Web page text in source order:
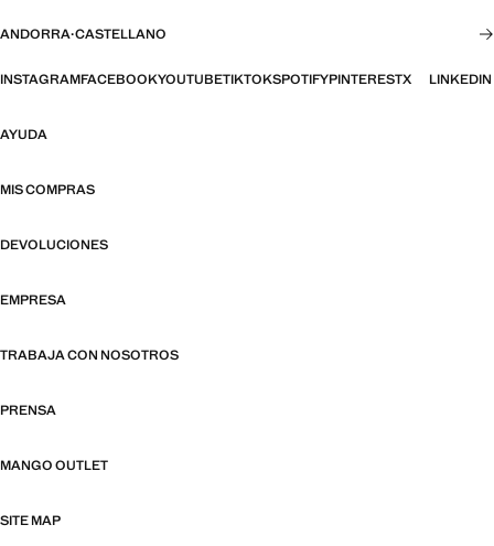
ANDORRA·CASTELLANO
INSTAGRAMFACEBOOKYOUTUBETIKTOKSPOTIFYPINTERESTX LINKEDIN
AYUDA
MIS COMPRAS
DEVOLUCIONES
EMPRESA
TRABAJA CON NOSOTROS
PRENSA
MANGO OUTLET
SITE MAP